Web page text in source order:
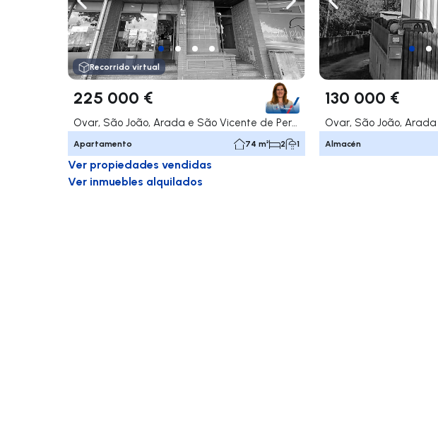
Navega a la izquierda Navegar a la derecha
Recorrido virtual
225 000 €
Ovar, São João, Arada e São Vicente de Pereira Jusã, Ovar
Apartamento 74 m² 2 1
Navega a la izquierda
130 000 €
Almacén
Ver propiedades vendidas
Ver inmuebles alquilados